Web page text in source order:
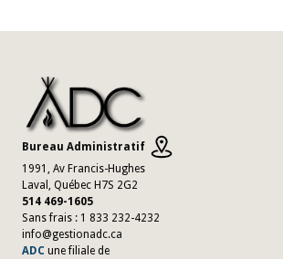
Bureau Administratif
1991, Av Francis-Hughes
Laval, Québec H7S 2G2
514 469-1605
Sans frais : 1 833 232-4232
info@gestionadc.ca
ADC une filiale de